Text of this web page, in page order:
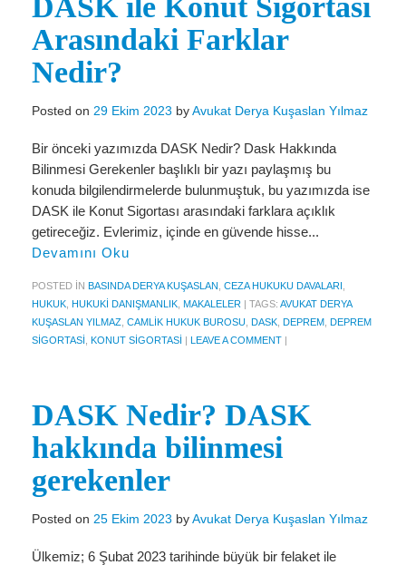
Miras Hukuku
İcra Ve İflas Hukuku
Gayrimenkul hukuku
Ticaret Hukuku
İdare ve Vergi Hukuku
Basında Derya Kuşaslan
HESAPLAMA ARAÇLARI
İhbar Tazminatı Hesaplama
Kıdem Tazminatı Hesaplama
Fazla Mesai Hesaplama
KVKK
KVKK Politikamız
Çerez ve Gizlilik Politikası
Saklama ve İmha Politikası
Aydınlatma Metni
DASK ile Konut Sigortası
Arasındaki Farklar
Nedir?
Posted on 29 Ekim 2023 byAvukat Derya Kuşaslan Yılmaz
Bir önceki yazımızda DASK Nedir? Dask Hakkında
Bilinmesi Gerekenler başlıklı bir yazı paylaşmış bu
konuda bilgilendirmelerde bulunmuştuk, bu yazımızda ise
DASK ile Konut Sigortası arasındaki farklara açıklık
getireceğiz. Evlerimiz, içinde en güvende hisse...
Devamını Oku
POSTED IN BASINDA DERYA KUŞASLAN CEZA HUKUKU DAVALARI
HUKUK HUKUKI DANIŞMANLIK MAKALELER | TAGS: AVUKAT DERYA
KUŞASLAN YILMAZ CAMLIK HUKUK BUROSU DASK DEPREM DEPREM
SIGORTASI KONUT SIGORTASI | LEAVE A COMMENT |
DASK Nedir? DASK
hakkında bilinmesi
gerekenler
Posted on 25 Ekim 2023 byAvukat Derya Kuşaslan Yılmaz
Ülkemiz; 6 Şubat 2023 tarihinde büyük bir felaket ile